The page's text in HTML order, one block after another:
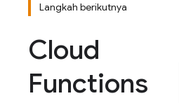
Langkah berikutnya
Cloud
Functions